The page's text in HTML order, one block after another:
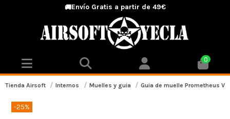
🚚Envío Gratis a partir de 49€
0
Tienda Airsoft Internos Muelles y guia Guia de muelle Prometheus
-25%